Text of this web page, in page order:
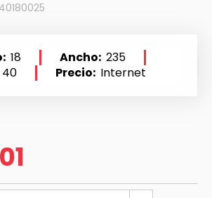
18 Ancho 235
40 Precio Internet